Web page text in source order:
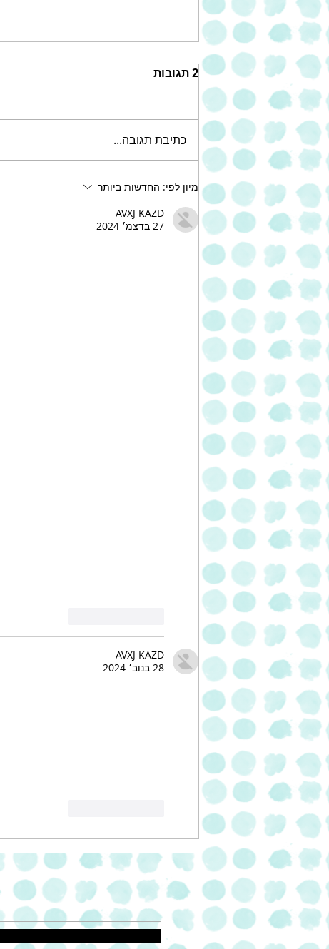
עוגת שוקולד צ'יפס עשירה של
2 תגובות
כתיבת תגובה...
מיון לפי: החדשות ביותר
AVXJ KAZD
27 בדצמ׳ 2024
AVXJ KAZD
28 בנוב׳ 2024